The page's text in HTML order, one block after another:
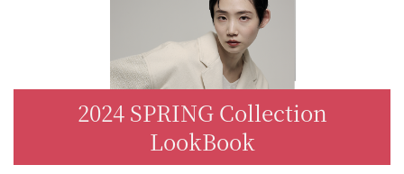
PANTS/SKIRT : パンツ・スカート
TOPS : トップス
OUTERS : アウター
2024 SPRING Collection
LookBook